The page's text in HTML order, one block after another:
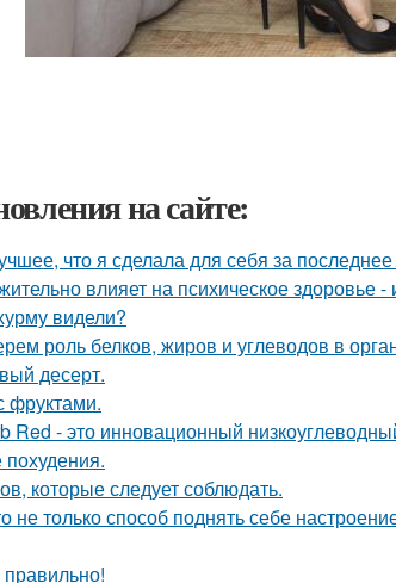
на сайте:
что я сделала для себя за
влияет на психическое здоровье -
видели?
роль белков, жиров и углеводов в
десерт.
фруктами.
Red - это инновационный
которые следует соблюдать.
не только способ поднять себе